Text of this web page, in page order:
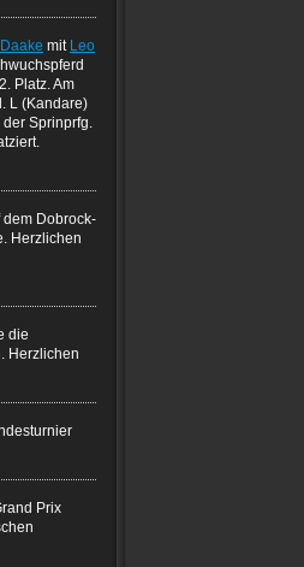
mit Leo
Platz. Am
L (Kandare)
Sprinprfg.
Dobrock-
Herzlichen
die
Herzlichen
Prix